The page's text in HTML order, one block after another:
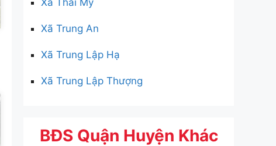
Xã Thái Mỹ
Xã Trung An
Xã Trung Lập Hạ
Xã Trung Lập Thượng
BĐS Quận Huyện Khác